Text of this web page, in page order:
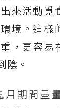
來活動覓
境。這樣
，更容易
陰。
月期間盡